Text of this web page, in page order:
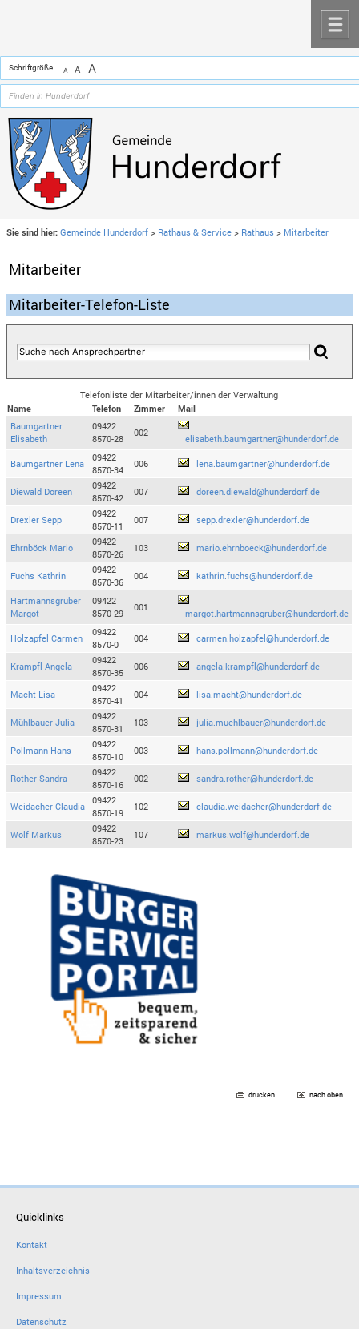
Schriftgröße A A A
Sie sind hier: Gemeinde Hunderdorf > Rathaus & Service > Rathaus > Mitarbeiter
Mitarbeiter
Mitarbeiter-Telefon-Liste
Telefonliste der Mitarbeiter/innen der Verwaltung
Name
Telefon Zimmer
Mail
Baumgartner
Elisabeth
09422
8570-28
002
elisabeth.baumgartner@hunderdorf.de
Baumgartner Lena
09422
8570-34
006 lena.baumgartner@hunderdorf.de
Diewald Doreen
09422
8570-42
007 doreen.diewald@hunderdorf.de
Drexler Sepp
09422
8570-11
007 sepp.drexler@hunderdorf.de
Ehrnböck Mario
09422
8570-26
103 mario.ehrnboeck@hunderdorf.de
Fuchs Kathrin
09422
8570-36
004 kathrin.fuchs@hunderdorf.de
Hartmannsgruber
Margot
09422
8570-29
001
margot.hartmannsgruber@hunderdorf.de
Holzapfel Carmen
09422
8570-0
004 carmen.holzapfel@hunderdorf.de
Krampfl Angela
09422
8570-35
006 angela.krampfl@hunderdorf.de
Macht Lisa
09422
8570-41
004 lisa.macht@hunderdorf.de
Mühlbauer Julia
09422
8570-31
103 julia.muehlbauer@hunderdorf.de
Pollmann Hans
09422
8570-10
003 hans.pollmann@hunderdorf.de
Rother Sandra
09422
8570-16
002 sandra.rother@hunderdorf.de
Weidacher Claudia
09422
8570-19
102 claudia.weidacher@hunderdorf.de
Wolf Markus
09422
8570-23
107 markus.wolf@hunderdorf.de
drucken nach oben
Quicklinks
Kontakt
Inhaltsverzeichnis
Impressum
Datenschutz